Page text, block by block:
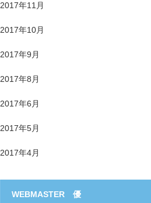
2017年11月
2017年10月
2017年9月
2017年8月
2017年6月
2017年5月
2017年4月
WEBMASTER 優